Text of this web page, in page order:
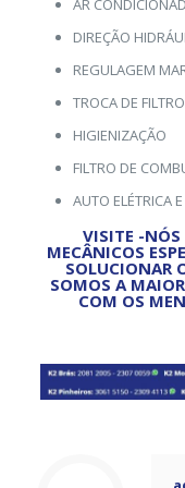
DIREÇÃO
REGULAGEM
TROCA DE FILTRO
HIGIENIZAÇÃO
FILTRO DE
AUTO ELÉTRICA
VISITE -NÓS
MECÂNICOS
SOLUCIONAR
SOMOS A
COM OS